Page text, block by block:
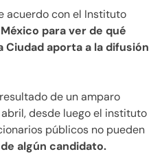
acuerdo con el Instituto
para ver de qué
Ciudad aporta a la difusión
de un amparo
desde luego el instituto
públicos no pueden
algún candidato.